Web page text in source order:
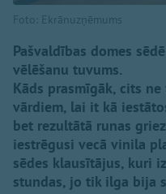
Foto: Ekrānuzņēmums
Pašvaldības domes
vēlēšanu tuvums.
Kāds prasmīgāk, cits
vārdiem, lai it kā
bet rezultātā runas
iestrēgusi vecā vinila
sēdes klausītājus, kuri
stundas, jo tik ilga bija